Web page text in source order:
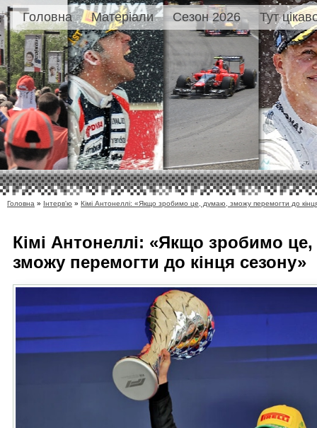
Головна Матеріали Сезон 2026 Тут
Головна » Інтерв'ю » Кімі Антонеллі: «Якщо зробимо це, думаю, зможу перемогти до
Кімі Антонеллі: «Якщо зробимо
зможу перемогти до кінця сезону»